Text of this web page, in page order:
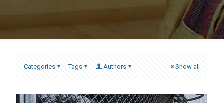
Categories Tags Authors Show all